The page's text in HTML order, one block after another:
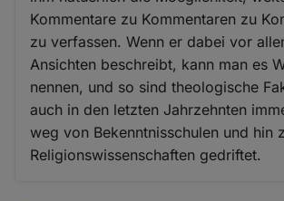
Kommentare zu Kommentaren zu
zu verfassen. Wenn er dabei vor
Ansichten beschreibt, kann man es
nennen, und so sind theologische
auch in den letzten Jahrzehnten
weg von Bekenntnisschulen und hin
Religionswissenschaften gedriftet.